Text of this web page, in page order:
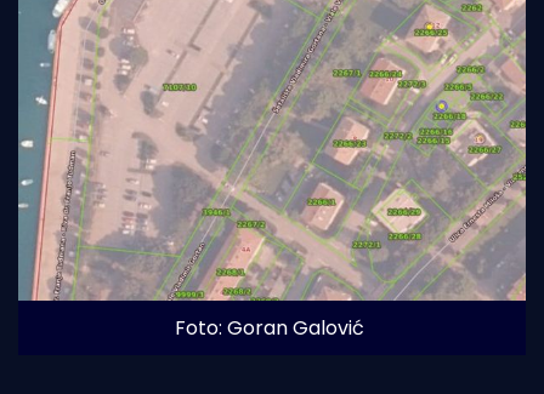
Foto: Goran Galović